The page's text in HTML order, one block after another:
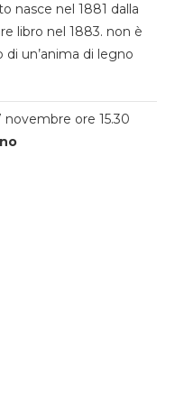
nasce nel 1881 dalla
libro nel 1883. non è
un’anima di legno
ore 15.30